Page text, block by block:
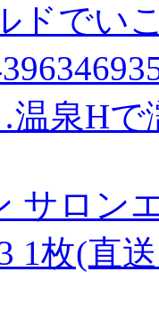
ドでい
泉Hで
サロン
1枚(直